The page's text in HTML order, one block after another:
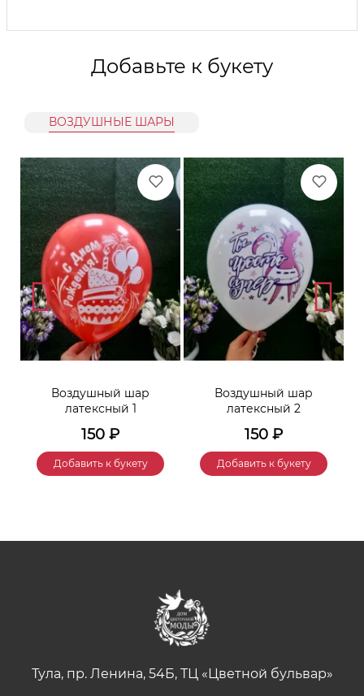
Добавьте к букету
ВОЗДУШНЫЕ ШАРЫ
Воздушный шар
латексный 1
150 ₽
Добавить к букету
Воздушный шар
латексный 2
150 ₽
Добавить к букету
Тула, пр. Ленина, 54Б, ТЦ «Цветной бульвар»